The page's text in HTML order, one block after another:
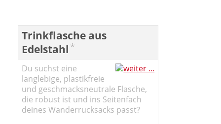
Trinkflasche aus
Edelstahl *
Du suchst eine
langlebige, plastikfreie
und geschmacksneutrale Flasche,
die robust ist und ins Seitenfach
deines Wanderrucksacks passt?